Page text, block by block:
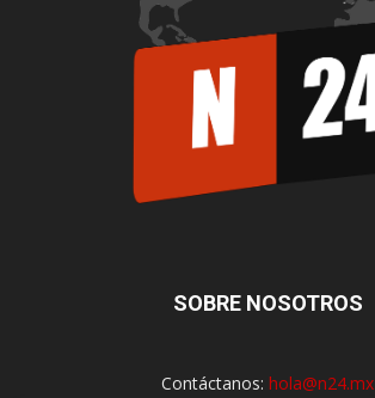
SOBRE NOSOTROS
Contáctanos: hola@n24.mx